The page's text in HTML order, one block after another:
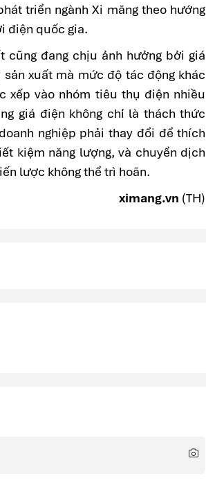
triển ngành Xi măng theo hướng
điện quốc gia.
cũng đang chịu ảnh hưởng bởi giá
xuất mà mức độ tác động khác
xếp vào nhóm tiêu thụ điện nhiều
giá điện không chỉ là thách thức
nghiệp phải thay đổi để thích
kiệm năng lượng, và chuyển dịch
lược không thể trì hoãn.
ximang.vn (TH)